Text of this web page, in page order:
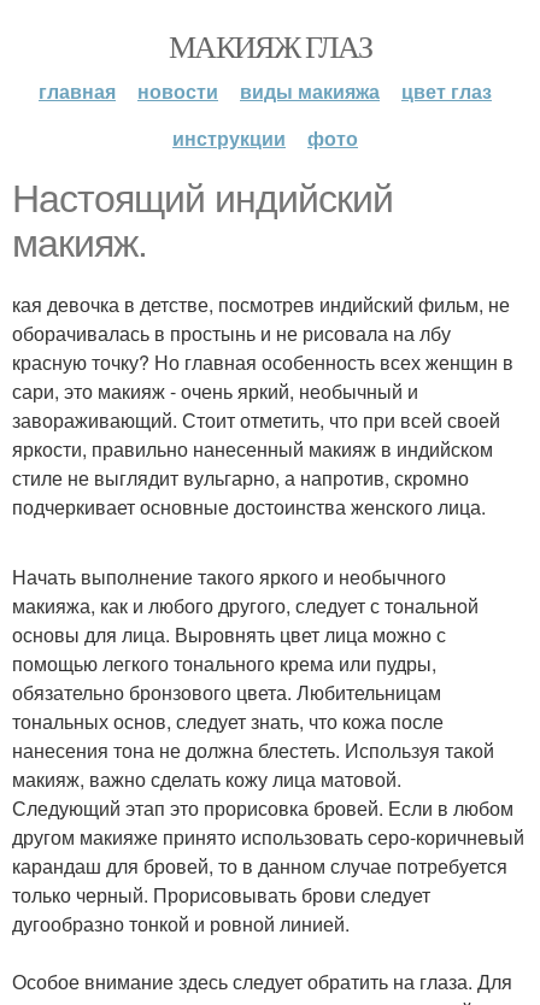
МАКИЯЖ ГЛАЗ
главная новости виды макияжа
цвет глаз
инструкции
фото
Настоящий индийский
макияж.
кая девочка в детстве, посмотрев индийский фильм, не
оборачивалась в простынь и не рисовала на лбу
красную точку? Но главная особенность всех женщин в
сари, это макияж - очень яркий, необычный и
завораживающий. Стоит отметить, что при всей своей
яркости, правильно нанесенный макияж в индийском
стиле не выглядит вульгарно, а напротив, скромно
подчеркивает основные достоинства женского лица.
Начать выполнение такого яркого и необычного
макияжа, как и любого другого, следует с тональной
основы для лица. Выровнять цвет лица можно с
помощью легкого тонального крема или пудры,
обязательно бронзового цвета. Любительницам
тональных основ, следует знать, что кожа после
нанесения тона не должна блестеть. Используя такой
макияж, важно сделать кожу лица матовой.
Следующий этап это прорисовка бровей. Если в любом
другом макияже принято использовать серо-коричневый
карандаш для бровей, то в данном случае потребуется
только черный. Прорисовывать брови следует
дугообразно тонкой и ровной линией.
Особое внимание здесь следует обратить на глаза. Для